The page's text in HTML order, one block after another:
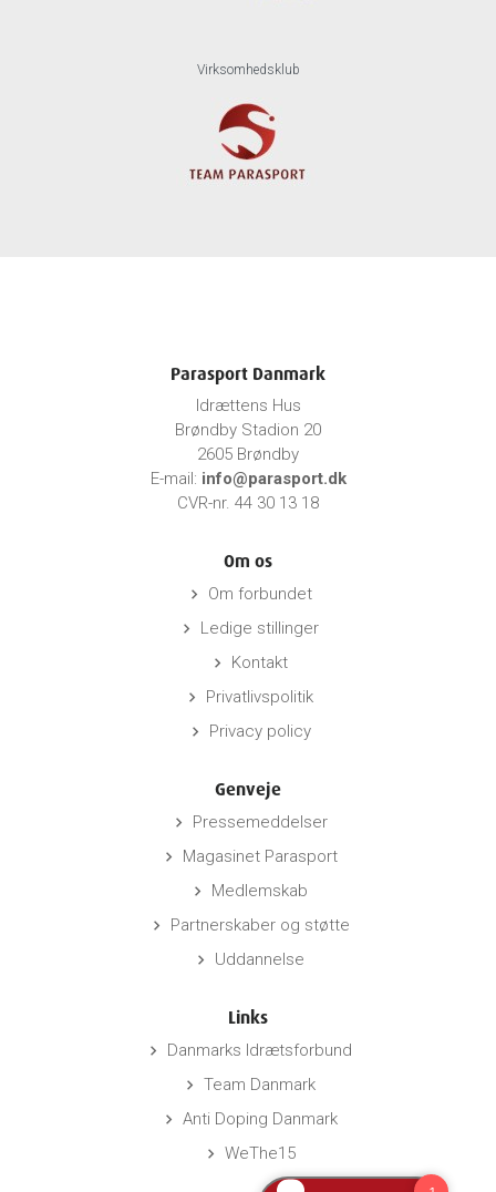
Virksomhedsklub
Parasport Danmark
Idrættens Hus
Brøndby Stadion 20
2605 Brøndby
E-mail: info@parasport.dk
CVR-nr. 44 30 13 18
Om os
keyboard_arrow_right Om forbundet
keyboard_arrow_right Ledige stillinger
keyboard_arrow_right Kontakt
keyboard_arrow_right Privatlivspolitik
keyboard_arrow_right Privacy policy
Genveje
keyboard_arrow_right Pressemeddelser
keyboard_arrow_right Magasinet Parasport
keyboard_arrow_right Medlemskab
keyboard_arrow_right Partnerskaber og støtte
keyboard_arrow_right Uddannelse
Links
keyboard_arrow_right Danmarks Idrætsforbund
keyboard_arrow_right Team Danmark
keyboard_arrow_right Anti Doping Danmark
keyboard_arrow_right WeThe15